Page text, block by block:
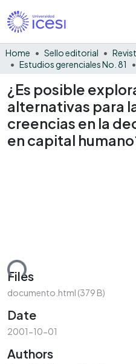
Home Sello editorial
Estudios gerenciales No. 81
¿Es posible
alternativas para
creencias en la
en capital
Files
documento.html (379 B)
Date
2001-10-01
Authors